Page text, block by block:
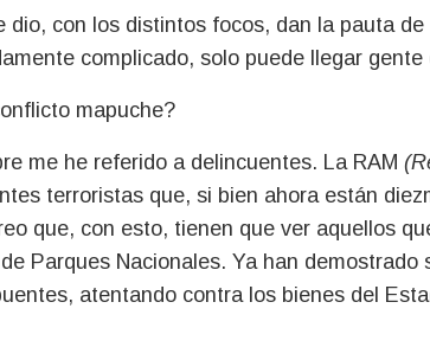
dio, con los distintos focos, dan la pauta
complicado, solo puede llegar gente
mapuche?
me he referido a delincuentes. La RAM
terroristas que, si bien ahora están
que, con esto, tienen que ver aquellos
Parques Nacionales. Ya han demostrado
atentando contra los bienes del